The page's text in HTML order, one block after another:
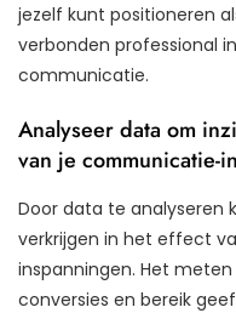
jezelf kunt positioneren
verbonden professional
communicatie.
Analyseer data om
van je communicatie-
Door data te analyseren
verkrijgen in het effect
inspanningen. Het
conversies en bereik